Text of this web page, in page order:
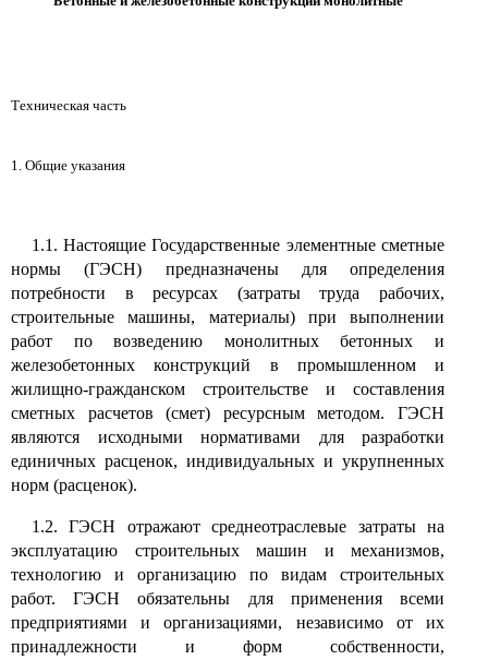
Техническая часть
1. Общие указания
1.1. Настоящие Государственные элементные сметные
нормы (ГЭСН) предназначены для определения
потребности в ресурсах (затраты труда рабочих,
строительные машины, материалы) при выполнении
работ по возведению монолитных бетонных и
железобетонных конструкций в промышленном и
жилищно-гражданском строительстве и составления
сметных расчетов (смет) ресурсным методом. ГЭСН
являются исходными нормативами для разработки
единичных расценок, индивидуальных и укрупненных
норм (расценок).
1.2. ГЭСН отражают среднеотраслевые затраты на
эксплуатацию строительных машин и механизмов,
технологию и организацию по видам строительных
работ. ГЭСН обязательны для применения всеми
предприятиями и организациями, независимо от их
принадлежности и форм собственности,